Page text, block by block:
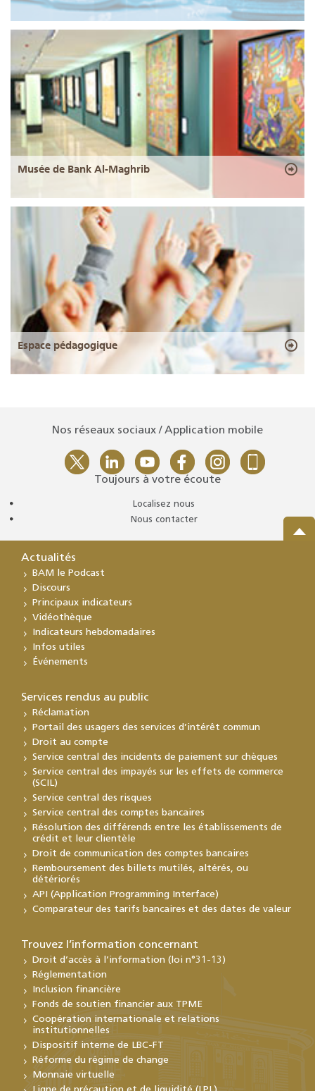
Musée de Bank Al-Maghrib
Espace pédagogique
Nos réseaux sociaux / Application mobile
Toujours à votre écoute
Localisez nous
Nous contacter
Actualités
BAM le Podcast
Discours
Principaux indicateurs
Vidéothèque
Indicateurs hebdomadaires
Infos utiles
Événements
Services rendus au public
Réclamation
Portail des usagers des services d’intérêt commun
Droit au compte
Service central des incidents de paiement sur chèques
Service central des impayés sur les effets de commerce
(SCIL)
Service central des risques
Service central des comptes bancaires
Résolution des différends entre les établissements de
crédit et leur clientèle
Droit de communication des comptes bancaires
Remboursement des billets mutilés, altérés, ou
détériorés
API (Application Programming Interface)
Comparateur des tarifs bancaires et des dates de valeur
Trouvez l’information concernant
Droit d’accès à l’information (loi n°31-13)
Réglementation
Inclusion financière
Fonds de soutien financier aux TPME
Coopération internationale et relations
institutionnelles
Dispositif interne de LBC-FT
Réforme du régime de change
Monnaie virtuelle